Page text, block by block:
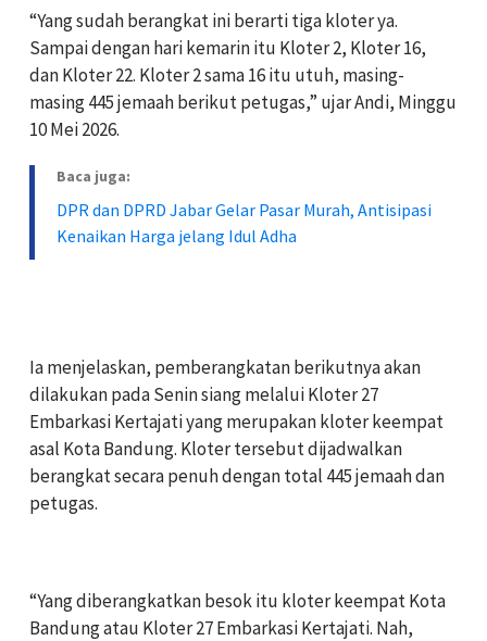
‎“Yang sudah berangkat ini berarti tiga kloter ya.
Sampai dengan hari kemarin itu Kloter 2, Kloter 16,
dan Kloter 22. Kloter 2 sama 16 itu utuh, masing-
masing 445 jemaah berikut petugas,” ujar Andi, Minggu
10 Mei 2026.
Baca juga:
DPR dan DPRD Jabar Gelar Pasar Murah, Antisipasi
Kenaikan Harga jelang Idul Adha
‎Ia menjelaskan, pemberangkatan berikutnya akan
dilakukan pada Senin siang melalui Kloter 27
Embarkasi Kertajati yang merupakan kloter keempat
asal Kota Bandung. Kloter tersebut dijadwalkan
berangkat secara penuh dengan total 445 jemaah dan
petugas.
‎“Yang diberangkatkan besok itu kloter keempat Kota
Bandung atau Kloter 27 Embarkasi Kertajati. Nah,